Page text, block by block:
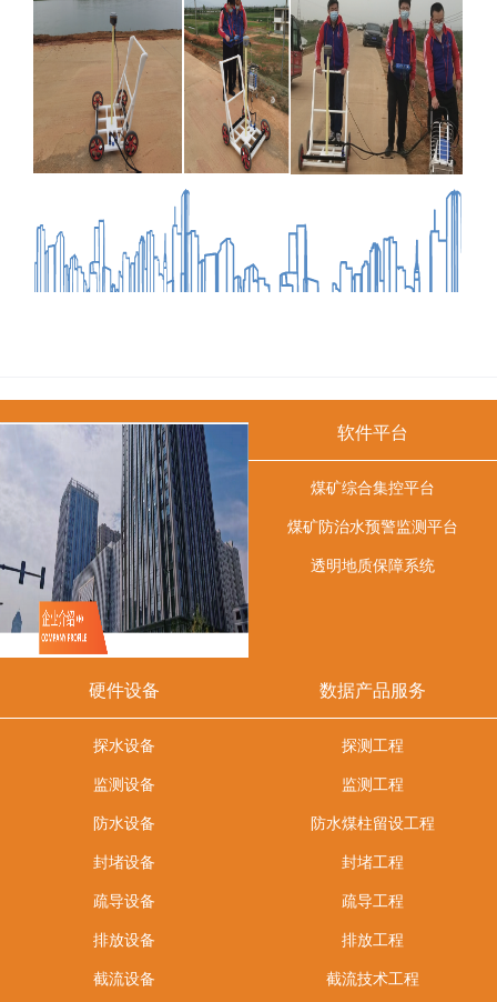
软件平台
煤矿综合集控平台
煤矿防治水预警监测平台
透明地质保障系统
硬件设备
探水设备
监测设备
防水设备
封堵设备
疏导设备
排放设备
截流设备
数据产品服务
探测工程
监测工程
防水煤柱留设工程
封堵工程
疏导工程
排放工程
截流技术工程